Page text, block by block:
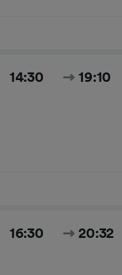
14:30 19:10
16:30 20:32